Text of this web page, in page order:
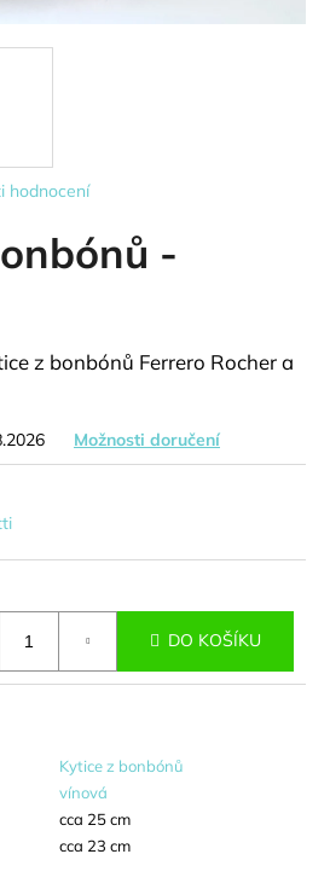
hodnocení
-
z bonbónů Ferrero Rocher a
Možnosti doručení
DO KOŠÍKU
Kytice z bonbónů
vínová
cca 25 cm
cca 23 cm